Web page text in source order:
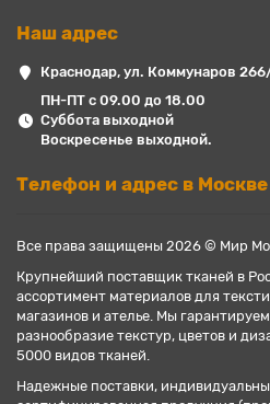
Наш адрес
Краснодар, ул. Коммунаров
ПН-ПТ с 09.00 до 18.00
Суббота выходной
Воскресенье выходной.
Телефон и адрес в Москве
Все права защищены 2026 © Мир
Крупнейший поставщик тканей в
ассортимент материалов для
магазинов и ателье. Мы
разнообразие текстур, цветов и
5000 видов тканей.
Надежные поставки,